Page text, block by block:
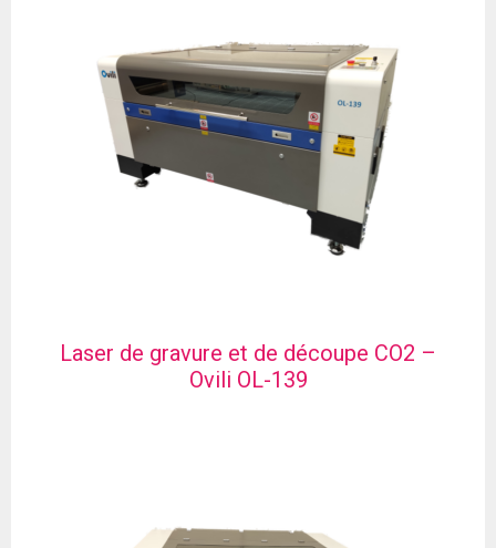
Laser de gravure et de découpe CO2 –
Ovili OL-139